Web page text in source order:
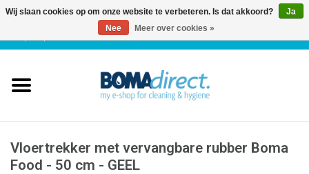
Klantenservice
Vloertrekker met vervangbare rubber Boma
Food - 50 cm - GEEL
Wij slaan cookies op om onze website te verbeteren. Is dat akkoord?
Ja
Nee
Meer over cookies »